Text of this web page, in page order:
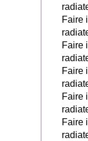
Faire
Faire
Faire
Faire
Faire